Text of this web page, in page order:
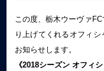
この度、栃木ウーヴァ
り上げてくれるオフィシ
お知らせします。
《2018シーズン オフィ